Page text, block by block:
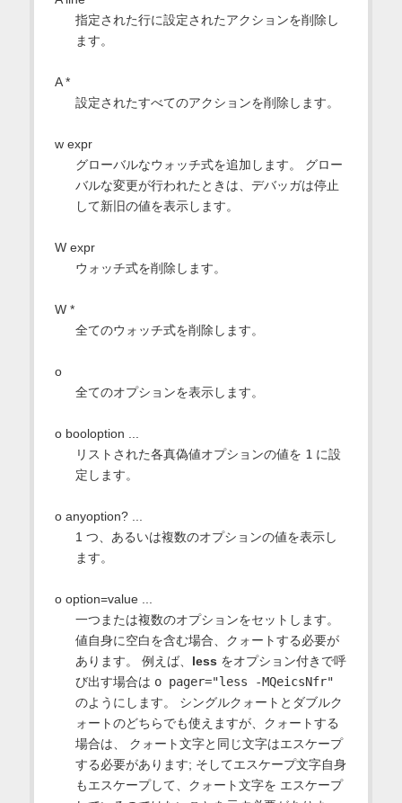
指定された行に設定されたアクションを削除し
ます。
A *
設定されたすべてのアクションを削除します。
w expr
グローバルなウォッチ式を追加します。 グロー
バルな変更が行われたときは、デバッガは停止
して新旧の値を表示します。
W expr
ウォッチ式を削除します。
W *
全てのウォッチ式を削除します。
o
全てのオプションを表示します。
o booloption ...
リストされた各真偽値オプションの値を 1に設
定します。
o anyoption? ...
1 つ、あるいは複数のオプションの値を表示し
ます。
o option=value ...
一つまたは複数のオプションをセットします。
値自身に空白を含む場合、クォートする必要が
あります。 例えば、 less をオプション付きで呼
び出す場合は o pager="less -MQeicsNfr"
のようにします。 シングルクォートとダブルク
ォートのどちらでも使えますが、クォートする
場合は、 クォート文字と同じ文字はエスケープ
する必要があります; そしてエスケープ文字自身
もエスケープして、クォート文字を エスケープ